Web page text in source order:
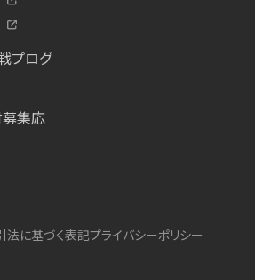
プログ
集応
法に基づく表記プライバシーポリシー